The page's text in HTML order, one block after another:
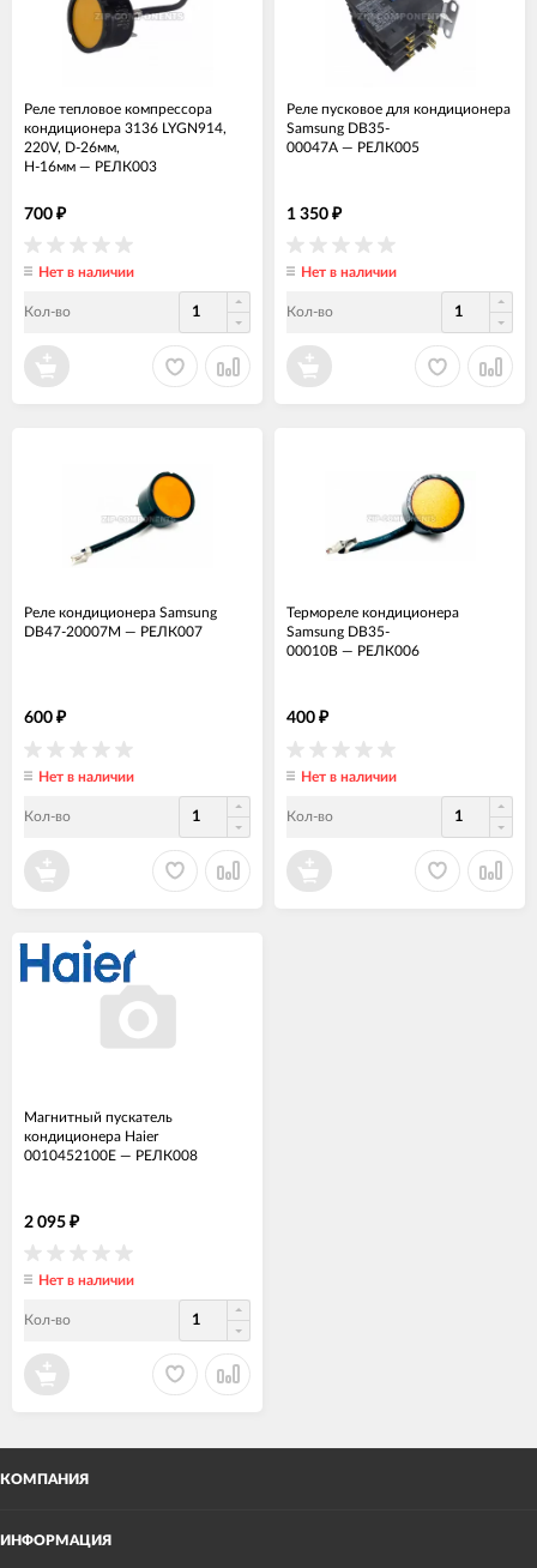
Реле тепловое компрессора
кондиционера 3136 LYGN914,
220V, D-26мм,
Н-16мм — РЕЛК003
700 ₽
Нет в наличии
Кол-во
Реле пусковое для кондиционера
Samsung DB35-
00047A — РЕЛК005
1 350 ₽
Нет в наличии
Кол-во
Реле кондиционера Samsung
DB47-20007M — РЕЛК007
600 ₽
Нет в наличии
Кол-во
Термореле кондиционера
Samsung DB35-
00010B — РЕЛК006
400 ₽
Нет в наличии
Кол-во
Магнитный пускатель
кондиционера Haier
0010452100E — РЕЛК008
2 095 ₽
Нет в наличии
Кол-во
КОМПАНИЯ
ИНФОРМАЦИЯ